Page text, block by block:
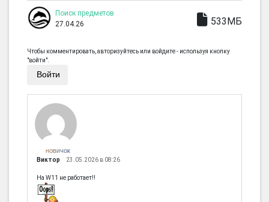
Поиск предметов
27.04.26
533МБ
Чтобы комментировать, авторизуйтесь или войдите - используя кнопку
"войти".
Войти
НОВИЧОК
Виктор 23.05.2026 в 08:26
На W11 не работает!!